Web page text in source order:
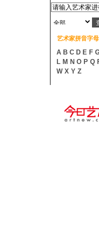
艺术家拼音字
A B C D E F G
L M N O P Q
W X Y Z